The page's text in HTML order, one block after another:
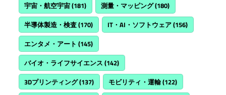
宇宙・航空宇宙(181) 測量・マッピング(180)
半導体製造・検査(170) IT・AI・ソフトウェア(156)
エンタメ・アート (145)
バイオ・ライフサイエンス (142)
3Dプリンティング(137) モビリティ・運輸(122)